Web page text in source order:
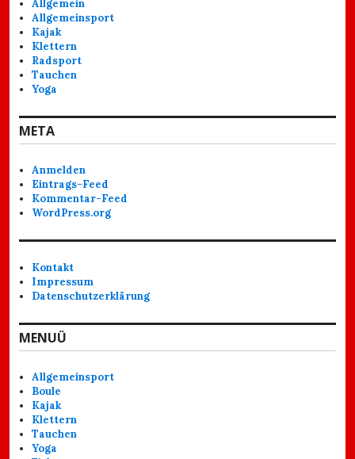
Allgemein
Allgemeinsport
Kajak
Klettern
Radsport
Tauchen
Yoga
META
Anmelden
Eintrags-Feed
Kommentar-Feed
WordPress.org
Kontakt
Impressum
Datenschutzerklärung
MENUÜ
Allgemeinsport
Boule
Kajak
Klettern
Tauchen
Yoga